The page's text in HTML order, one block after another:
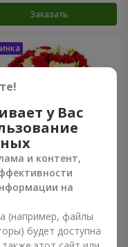
Заказать
"Katarina"
грн
у Вас
и контент,
на
(например, файлы
будет доступна